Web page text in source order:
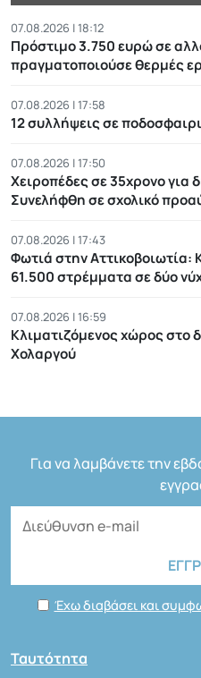
07.08.2026 | 18:12
Πρόστιμο 3.750 ευρώ σε
πραγματοποιούσε θερμές
07.08.2026 | 17:58
12 συλλήψεις σε
07.08.2026 | 17:50
Χειροπέδες σε 35χρονο για
Συνελήφθη σε σχολικό
07.08.2026 | 17:43
Φωτιά στην
61.500 στρέμματα σε δύο
07.08.2026 | 16:59
Κλιματιζόμενος χώρος στο
Χολαργού
Για να λαμβάνετε την
Έχω διαβάσει και
Ταυτότητα